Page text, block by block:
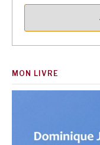
MON LIVRE